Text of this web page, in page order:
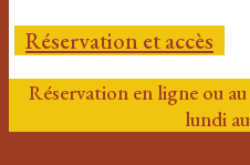
Réservation et accès
Réservation en ligne ou
lundi